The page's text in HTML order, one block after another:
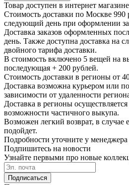
Товар доступен в интернет
Стоимость доставки по Москве 990
следующий день при оформлении
Доставка заказов оформленных
день. Также доступна доставка на
двойного тарифа доставки.
В стоимость включено 5 вещей на
последующая + 200 рублей.
Стоимость доставки в регионы от
Доставка возможна курьером или
зависимости от удаленности
Доставка в регионы
возможности частичного выкупа.
Возможен легкий возврат, в случае
подойдет.
Подробности уточните у менеджера
Подпишитесь на новости
Узнайте первыми про новые
Подписаться